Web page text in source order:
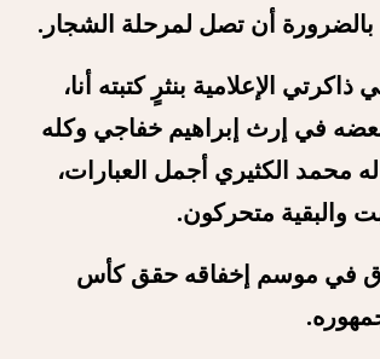
أن تصل لمرحلة الشجار.
ذاكرتي الإعلامية بنثرٍ كتبته أنا،
في إرث إبراهيم خفاجي وكله
محمد الكثيري أجمل العبارات،
والبقية متحركون.
في موسم إخفاقه حقق كأس